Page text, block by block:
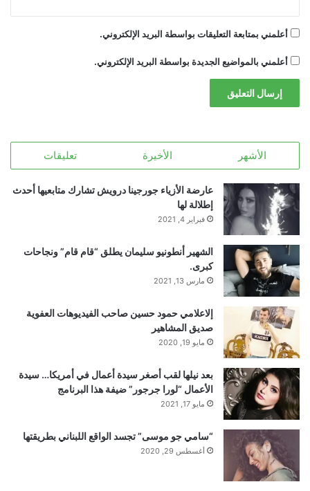
أعلمني بمتابعة التعليقات بواسطة البريد الإلكتروني.
أعلمني بالمواضيع الجديدة بواسطة البريد الإلكتروني.
الأشهر الأخيرة تعليقات
عارضة الأزياء جورجينا درويش تشارك متابعيها أحدث
إطلالة لها
فبراير 4, 2021
الشهير أنطونيو سليمان يطلق “قام قام” ونجاحات
كبرى.
مارس 13, 2021
إلاعلامي حمود حسين صاحب الفيديوهات العفوية
صديق المشاهير
مايو 19, 2020
بعد نيلها لقب أصغر سيدة أعمال في أمريكا… سيدة
الأعمال “لورا جرجور” ضيفة هذا البرنامج
مايو 17, 2021
“سامي جو موسى” تجسد الواقع اللبناني بطريقتها
أغسطس 29, 2020